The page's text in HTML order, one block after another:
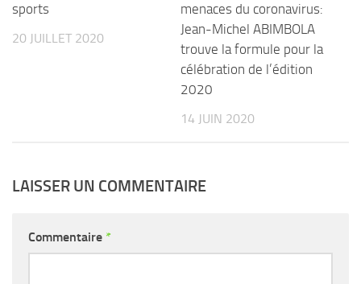
sports
20 JUILLET 2020
menaces du coronavirus:
Jean-Michel ABIMBOLA
trouve la formule pour la
célébration de l’édition
2020
14 JUIN 2020
LAISSER UN COMMENTAIRE
Commentaire *